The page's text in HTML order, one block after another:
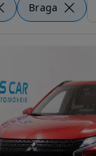
Braga